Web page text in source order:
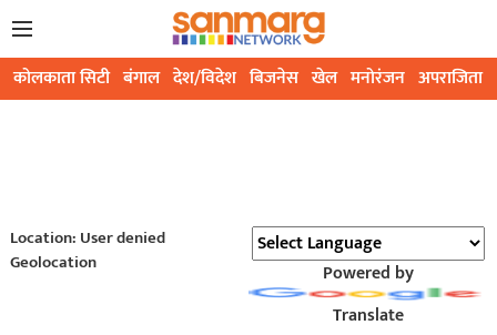
कोलकाता सिटी बंगाल देश/विदेश बिजनेस खेल मनोरंजन अपराजिता
Location: User denied
Geolocation
Powered by
Translate